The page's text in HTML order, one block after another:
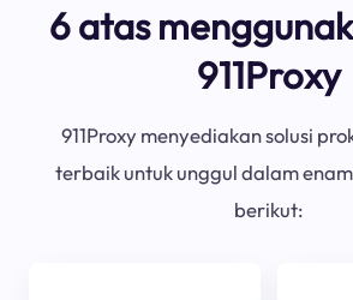
6 atas
911Proxy
911Proxy menyediakan solusi
terbaik untuk unggul dalam
berikut: